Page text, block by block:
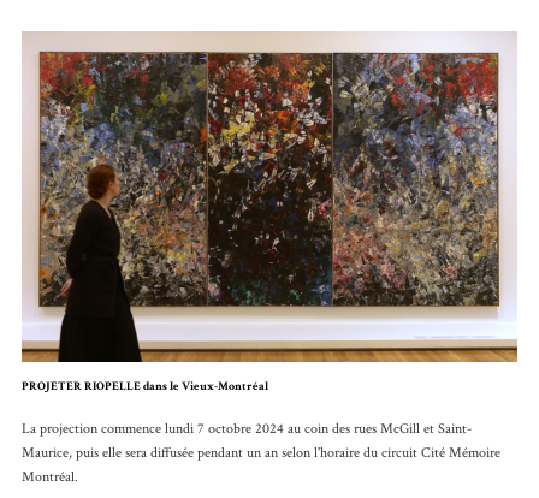
PROJETER RIOPELLE dans le Vieux-Montréal
La projection commence lundi 7 octobre 2024 au coin des rues McGill et Saint-
Maurice, puis elle sera diffusée pendant un an selon l'horaire du circuit Cité Mémoire
Montréal.